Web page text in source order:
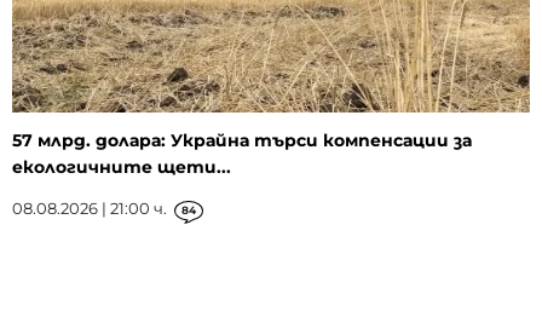
57 млрд. долара: Украйна търси компенсации за
екологичните щети...
08.08.2026 | 21:00 ч. 84